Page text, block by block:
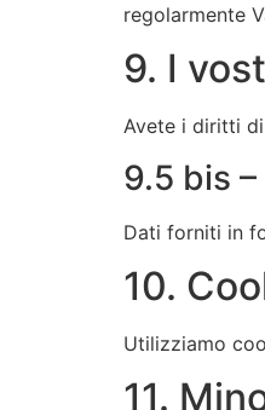
regolarmente
9. I
Avete i diritti
9.5 bis
Dati forniti in
10.
Utilizziamo
11.